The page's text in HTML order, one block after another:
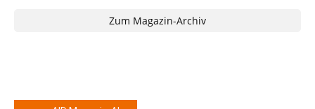
Zum Magazin-Archiv